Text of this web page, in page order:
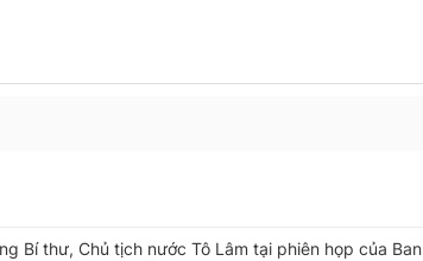
Bí thư, Chủ tịch nước Tô Lâm tại phiên họp của Ban